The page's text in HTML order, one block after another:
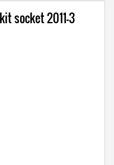
socket 2011-3